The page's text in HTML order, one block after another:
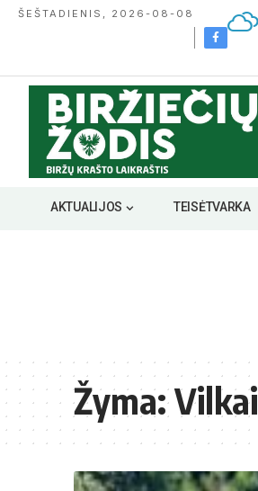
ŠEŠTADIENIS, 2026-08-08
AKTUALIJOS TEISĖTVARKA
Žyma:Vilkai